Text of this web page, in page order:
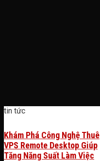
tin tức
Khám Phá Công Nghệ Thuê
VPS Remote Desktop Giúp
Tăng Năng Suất Làm Việc